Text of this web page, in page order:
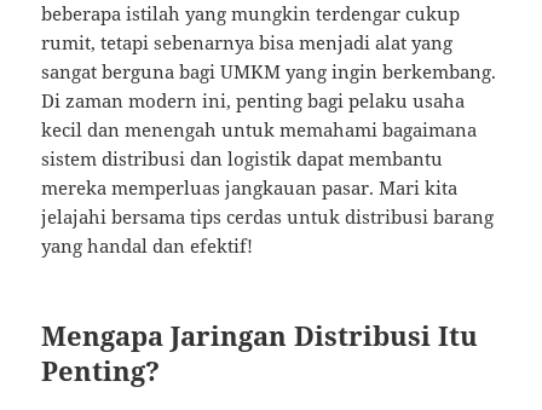
beberapa istilah yang mungkin terdengar cukup
rumit, tetapi sebenarnya bisa menjadi alat yang
sangat berguna bagi UMKM yang ingin berkembang.
Di zaman modern ini, penting bagi pelaku usaha
kecil dan menengah untuk memahami bagaimana
sistem distribusi dan logistik dapat membantu
mereka memperluas jangkauan pasar. Mari kita
jelajahi bersama tips cerdas untuk distribusi barang
yang handal dan efektif!
Mengapa Jaringan Distribusi Itu
Penting?